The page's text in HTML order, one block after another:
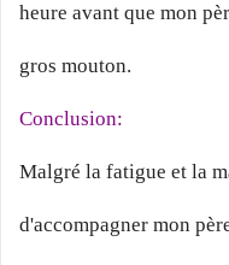
heure avant que mon
gros mouton.
Conclusion:
Malgré la fatigue et la
d'accompagner mon